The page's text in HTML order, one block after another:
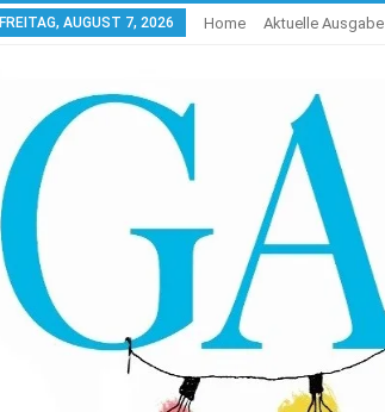
FREITAG, AUGUST 7, 2026 Home Aktuelle Ausgabe